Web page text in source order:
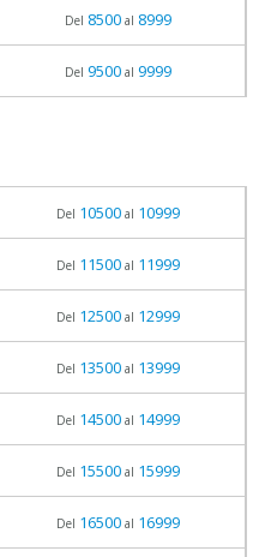
Del 8500al 8999
Del 9500al 9999
Del 10500al 10999
Del 11500al 11999
Del 12500al 12999
Del 13500al 13999
Del 14500al 14999
Del 15500al 15999
Del 16500al 16999